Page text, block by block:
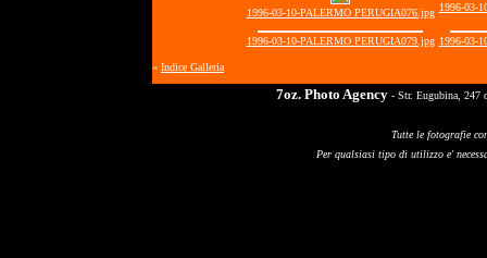
1996-03-10-PALERMO PERUGIA076.jpg 1996-03-
1996-03-10-PALERMO PERUGIA079.jpg 1996-03-
« Indice Galleria
7oz. Photo Agency - Str. Eugubina, 247
Tutte le fotografie
Per qualsiasi tipo di utilizzo e'